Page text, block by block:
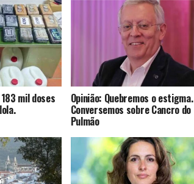
mil doses Opinião: Quebremos o estigma.
Conversemos sobre Cancro do
Pulmão